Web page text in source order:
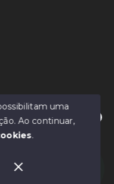
para te ajudar.
Todos os direitos
uma
Ao continuar,
.